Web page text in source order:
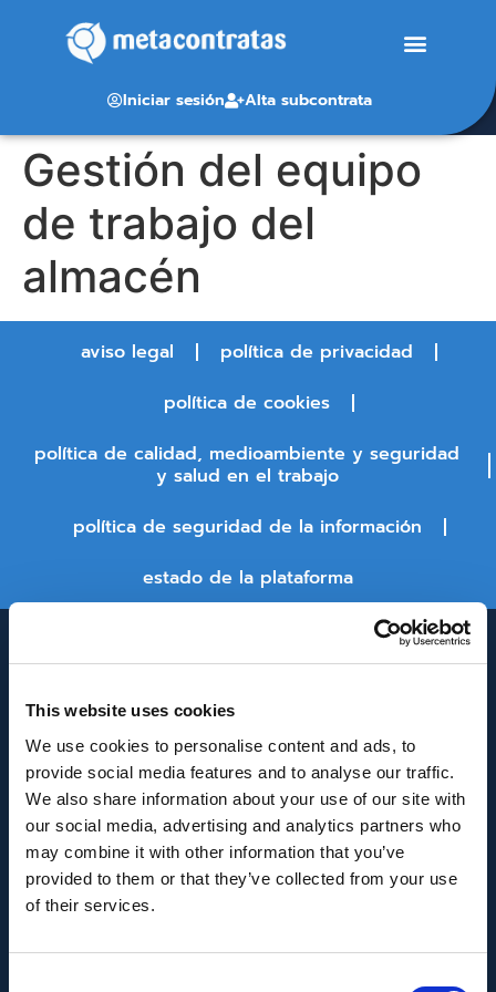
This website uses cookies
We use cookies to personalise content and ads, to
provide social media features and to analyse our traffic.
We also share information about your use of our site with
our social media, advertising and analytics partners who
may combine it with other information that you’ve
provided to them or that they’ve collected from your use
of their services.
Iniciar sesión Alta subcontrata
Gestión del equipo
de trabajo del
almacén
aviso legal
política de privacidad
política de cookies
política de calidad, medioambiente y seguridad
y salud en el trabajo
política de seguridad de la información
estado de la plataforma
INNOVACIÓN Y DESARROLLO DE ANDALUCÍA
IDEA
Se ha recibido un incentivo de la Agencia de
Junta de Andalucía, por un importe de